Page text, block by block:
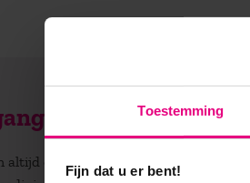
Toestemming
Fijn dat u er bent!
voor zijn?
altijd op de hoogte! Ontvang